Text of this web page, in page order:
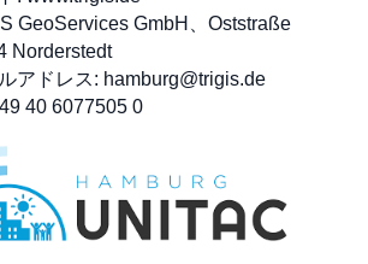
GeoServices GmbH、Oststraße
Norderstedt
アドレス: hamburg@trigis.de
40 6077505 0